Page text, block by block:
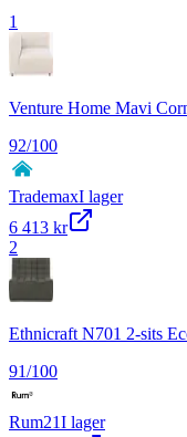
1
Venture Home Mavi
92/100
TrademaxI lager
6 413 kr
2
Ethnicraft N701 2-sits
91/100
Rum21I lager